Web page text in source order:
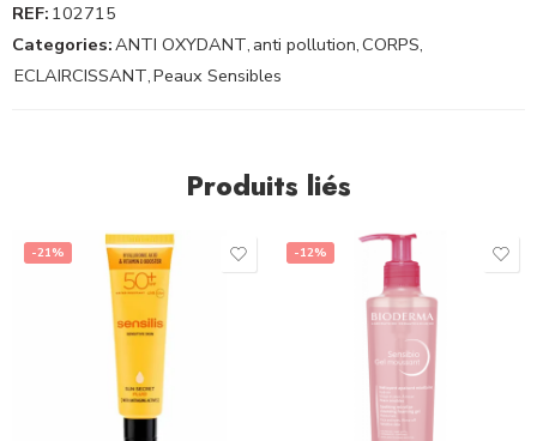
REF: 102715
Categories:ANTI OXYDANT, anti pollution,CORPS,
ECLAIRCISSANT,Peaux Sensibles
Produits liés
-21% -12%